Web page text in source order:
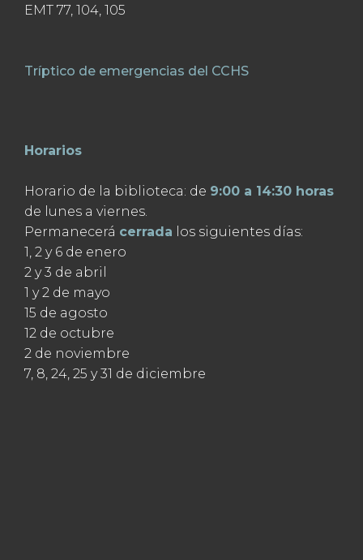
EMT 77, 104, 105
Tríptico de emergencias del CCHS
Horarios
Horario de la biblioteca: de 9:00 a 14:30 horas
de lunes a viernes.
Permanecerá cerrada los siguientes días:
1, 2 y 6 de enero
2 y 3 de abril
1 y 2 de mayo
15 de agosto
12 de octubre
2 de noviembre
7, 8, 24, 25 y 31 de diciembre